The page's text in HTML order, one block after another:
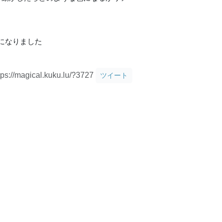
なりました
magical.kuku.lu/?3727 ツイート